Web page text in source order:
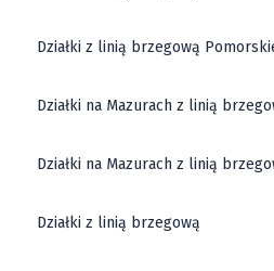
Działki z linią brzegową
Działki na Mazurach z linią
Działki na Mazurach z linią
Działki z linią brzegową